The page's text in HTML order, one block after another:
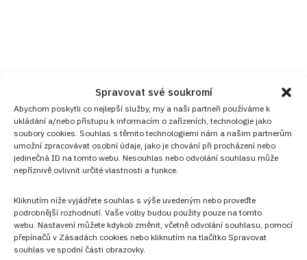
Spravovat své soukromí
Abychom poskytli co nejlepší služby, my a naši partneři používáme k
ukládání a/nebo přístupu k informacím o zařízeních, technologie jako
soubory cookies. Souhlas s těmito technologiemi nám a našim partnerům
umožní zpracovávat osobní údaje, jako je chování při procházení nebo
jedinečná ID na tomto webu. Nesouhlas nebo odvolání souhlasu může
nepříznivě ovlivnit určité vlastnosti a funkce.
Kliknutím níže vyjádřete souhlas s výše uvedeným nebo proveďte
podrobnější rozhodnutí. Vaše volby budou použity pouze na tomto
webu. Nastavení můžete kdykoli změnit, včetně odvolání souhlasu, pomocí
přepínačů v Zásadách cookies nebo kliknutím na tlačítko Spravovat
souhlas ve spodní části obrazovky.